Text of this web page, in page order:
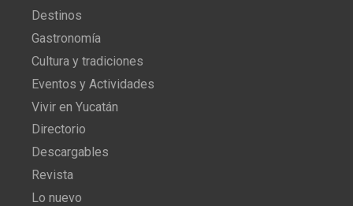
Destinos
Gastronomía
Cultura y tradiciones
Eventos y Actividades
Vivir en Yucatán
Directorio
Descargables
Revista
Lo nuevo